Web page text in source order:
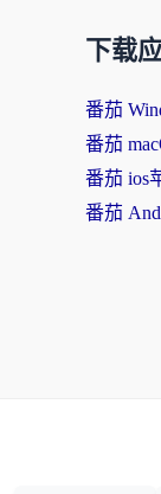
下载
番茄
番茄
番茄 ios
番茄